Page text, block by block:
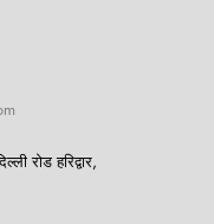
रोड हरिद्वार,